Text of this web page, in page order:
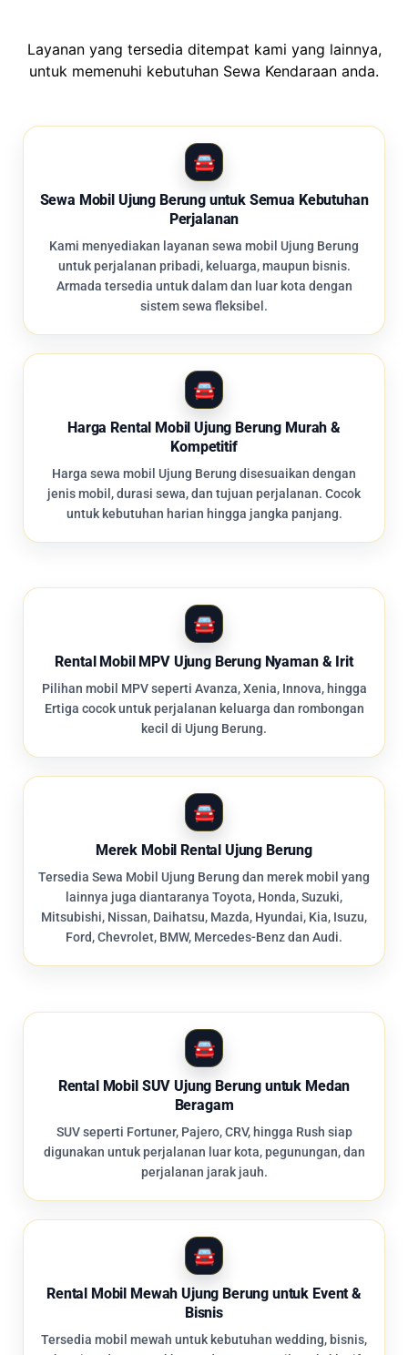
Layanan yang tersedia ditempat kami yang lainnya,
untuk memenuhi kebutuhan Sewa Kendaraan anda.
Sewa Mobil Ujung Berung untuk Semua Kebutuhan
Perjalanan
Kami menyediakan layanan sewa mobil Ujung Berung
untuk perjalanan pribadi, keluarga, maupun bisnis.
Armada tersedia untuk dalam dan luar kota dengan
sistem sewa fleksibel.
Harga Rental Mobil Ujung Berung Murah &
Kompetitif
Harga sewa mobil Ujung Berung disesuaikan dengan
jenis mobil, durasi sewa, dan tujuan perjalanan. Cocok
untuk kebutuhan harian hingga jangka panjang.
Rental Mobil MPV Ujung Berung Nyaman & Irit
Pilihan mobil MPV seperti Avanza, Xenia, Innova, hingga
Ertiga cocok untuk perjalanan keluarga dan rombongan
kecil di Ujung Berung.
Merek Mobil Rental Ujung Berung
Tersedia Sewa Mobil Ujung Berung dan merek mobil yang
lainnya juga diantaranya Toyota, Honda, Suzuki,
Mitsubishi, Nissan, Daihatsu, Mazda, Hyundai, Kia, Isuzu,
Ford, Chevrolet, BMW, Mercedes-Benz dan Audi.
Rental Mobil SUV Ujung Berung untuk Medan
Beragam
SUV seperti Fortuner, Pajero, CRV, hingga Rush siap
digunakan untuk perjalanan luar kota, pegunungan, dan
perjalanan jarak jauh.
Rental Mobil Mewah Ujung Berung untuk Event &
Bisnis
Tersedia mobil mewah untuk kebutuhan wedding, bisnis,